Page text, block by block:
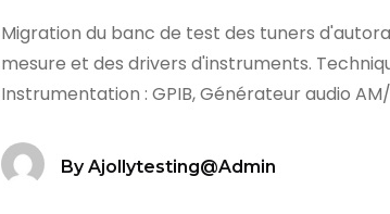
Migration du banc de test des tuners
mesure et des drivers d'instruments.
Instrumentation : GPIB, Générateur audio
ByAjollytesting@admin